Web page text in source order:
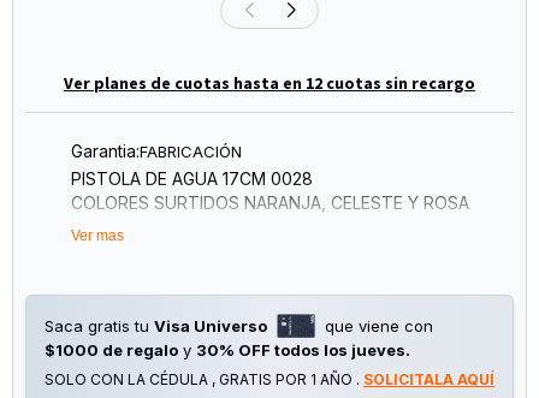
Ver planes de cuotas hasta en 12 cuotas sin recargo
Garantia:FABRICACIÓN
PISTOLA DE AGUA 17CM 0028
COLORES SURTIDOS NARANJA, CELESTE Y ROSA
Ver mas
Saca gratis tu Visa Universo
que viene con
$1000 de regalo y 30% OFF todos los jueves.
SOLO CON LA CÉDULA , GRATIS POR 1 AÑO . SOLICITALA AQUÍ